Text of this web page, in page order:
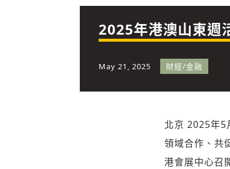
快速連結
政治
2025年港澳山東週
May 21, 2025 財經/金融
北京 2025年5
領域合作、共
港會展中心召